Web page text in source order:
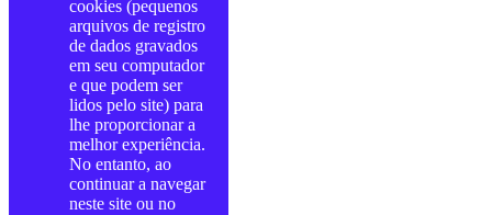
cookies (pequenos
arquivos de registro
de dados gravados
em seu computador
e que podem ser
lidos pelo site) para
lhe proporcionar a
melhor experiência.
No entanto, ao
continuar a navegar
neste site ou no